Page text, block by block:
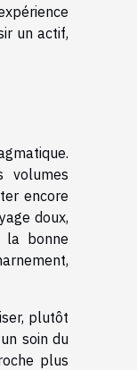
un actif,
volumes
encore
doux,
la bonne
plutôt
soin du
plus